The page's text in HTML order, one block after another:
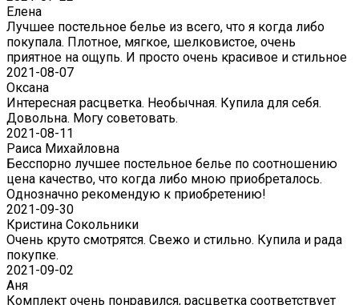
Eлена
Лучшее постельное белье из всего, что я когда либо
покупала. Плотное, мягкое, шелковистое, очень
приятное на ощупь. И просто очень красивое и стильное
2021-08-07
Оксана
Интересная расцветка. Необычная. Купила для себя.
Довольна. Могу советовать.
2021-08-11
Раиса Михайловна
Бесспорно лучшее постельное белье по соотношению
цена качество, что когда либо мною приобреталось.
Однозначно рекомендую к приобретению!
2021-09-30
Кристина Сокольники
Очень круто смотрятся. Свежо и стильно. Купила и рада
покупке.
2021-09-02
Аня
Комплект очень понравился, расцветка соответствует